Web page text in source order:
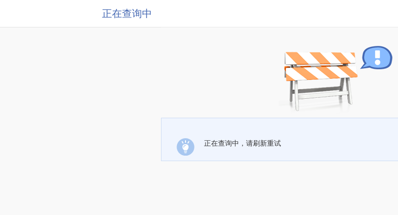
正在查询中
正在查询中，请刷新重试